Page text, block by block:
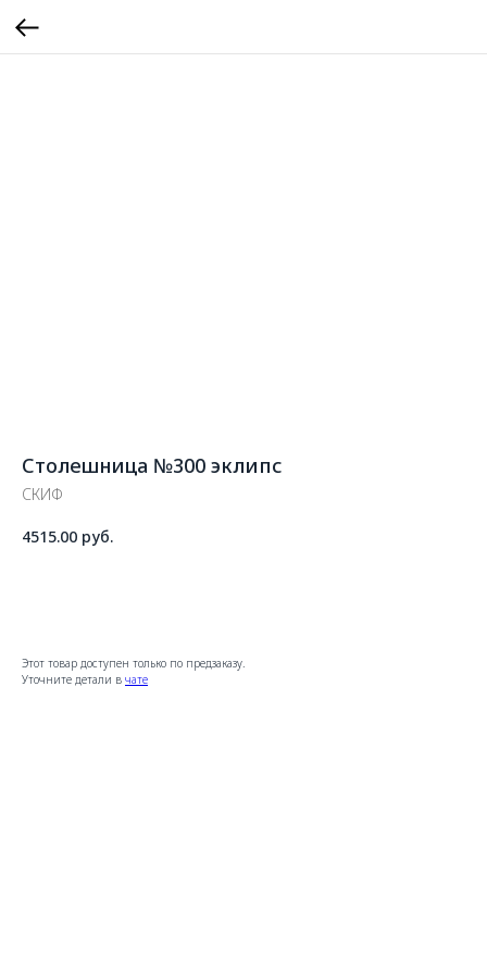
Столешница №300 эклипс
СКИФ
4515.00 руб.
Этот товар доступен только по предзаказу.
Уточните детали в чате